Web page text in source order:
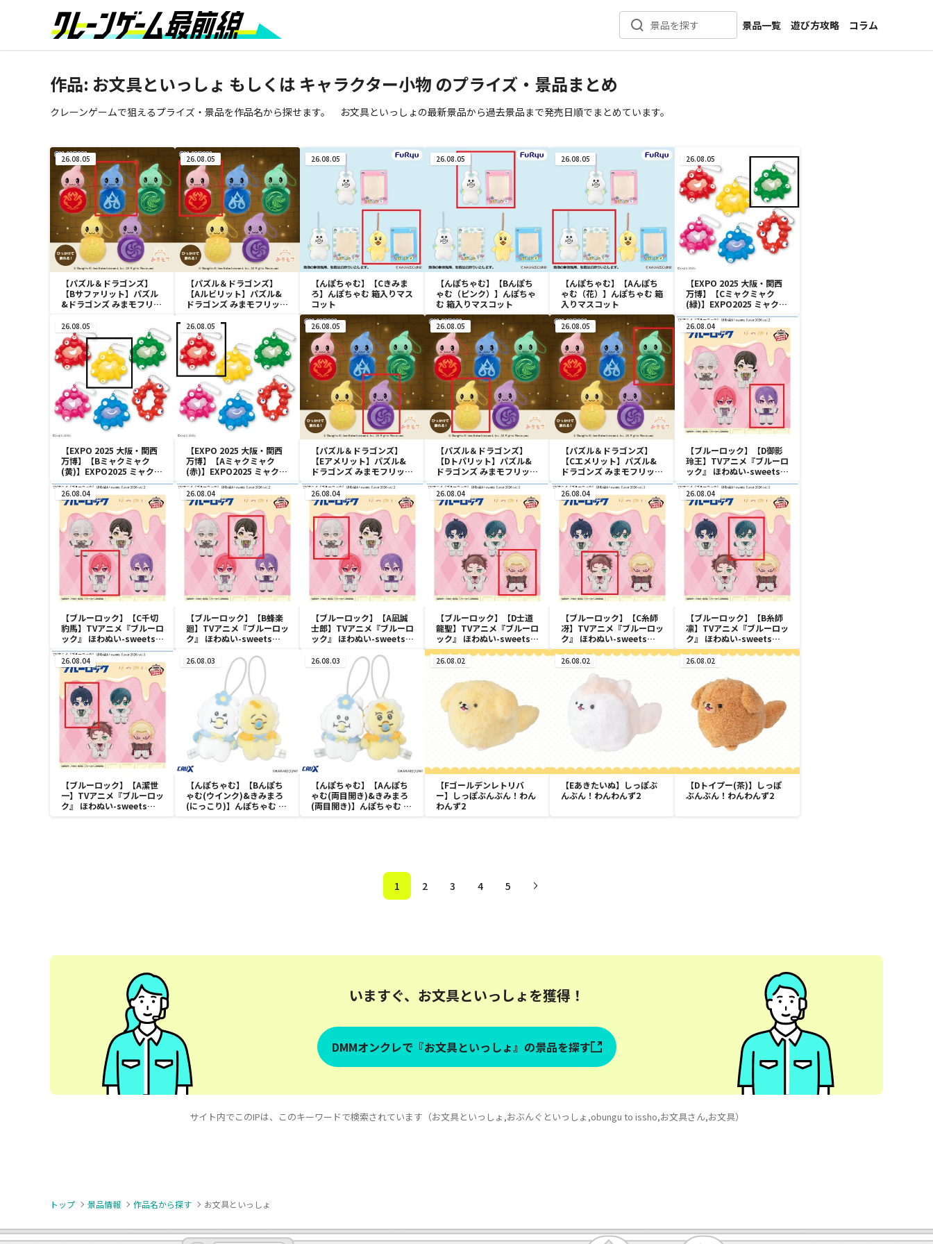
景品を探す
景品一覧
新着景品
遊び方攻略
コラム
インタビュー
作品: お文具といっしょ もしくは キャラクター小物 のプライズ・景品まとめ
クレーンゲームで狙えるプライズ・景品を作品名から探せます。 お文具といっしょの最新景品から過去景品まで発売日順でまとめています。
26.08.05
【パズル＆ドラゴンズ】
【Bサファリット】パズル
&ドラゴンズ みまモフリッ
26.08.05
【パズル＆ドラゴンズ】
【Aルビリット】パズル&
ドラゴンズ みまモフリット
26.08.05
【んぽちゃむ】【Cきみま
ろ】んぽちゃむ 箱入りマス
コット
26.08.05
【んぽちゃむ】【Bんぽち
ゃむ（ピンク）】んぽちゃ
む 箱入りマスコット
26.08.05
【んぽちゃむ】【Aんぽち
ゃむ（花）】んぽちゃむ 箱
入りマスコット
26.08.05
【EXPO 2025 大阪・関西
万博】【Cミャクミャク
(緑)】EXPO2025 ミャクミ
ャク カラフルスクイーズマ
スコット
26.08.05
【EXPO 2025 大阪・関西
万博】【Bミャクミャク
(黄)】EXPO2025 ミャクミ
ャク カラフルスクイーズマ
スコット
26.08.05
【EXPO 2025 大阪・関西
万博】【Aミャクミャク
(赤)】EXPO2025 ミャクミ
ャク カラフルスクイーズマ
スコット
26.08.05
【パズル＆ドラゴンズ】
【Eアメリット】パズル&
ドラゴンズ みまモフリット
マスコット
26.08.05
【パズル＆ドラゴンズ】
【Dトパリット】パズル&
ドラゴンズ みまモフリット
マスコット
26.08.05
【パズル＆ドラゴンズ】
【Cエメリット】パズル&
ドラゴンズ みまモフリット
マスコット
26.08.04
【ブルーロック】【D御影
玲王】TVアニメ『ブルーロ
ック』 ほわぬい-sweets
flavor 2026-vol.2
26.08.04
【ブルーロック】【C千切
豹馬】TVアニメ『ブルーロ
ック』 ほわぬい-sweets
flavor 2026-vol.2
26.08.04
【ブルーロック】【B蜂楽
廻】TVアニメ『ブルーロッ
ク』 ほわぬい-sweets
26.08.04
【ブルーロック】【A凪誠
士郎】TVアニメ『ブルーロ
ック』 ほわぬい-sweets
26.08.04
【ブルーロック】【D士道
龍聖】TVアニメ『ブルーロ
ック』 ほわぬい-sweets
flavor 2026-vol.1
26.08.04
【ブルーロック】【C糸師
冴】TVアニメ『ブルーロッ
ク』 ほわぬい-sweets
flavor 2026-vol.1
26.08.04
【ブルーロック】【B糸師
凛】TVアニメ『ブルーロッ
ク』 ほわぬい-sweets
flavor 2026-vol.1
26.08.04
【ブルーロック】【A潔世
一】TVアニメ『ブルーロッ
ク』 ほわぬい-sweets
26.08.03
【んぽちゃむ】【Bんぽち
ゃむ(ウインク)&きみまろ
(にっこり)】んぽちゃむ に
26.08.03
【んぽちゃむ】【Aんぽち
ゃむ(両目開き)&きみまろ
(両目開き)】んぽちゃむ に
26.08.02
【Fゴールデンレトリバ
ー】しっぽぶんぶん！わん
わんず2
26.08.02
【Eあきたいぬ】しっぽぶ
んぶん！わんわんず2
26.08.02
【Dトイプー(茶)】しっぽ
ぶんぶん！わんわんず2
1 2 3 4 5
いますぐ、お文具といっしょを獲得！
DMMオンクレで『お文具といっしょ』の景品を探す
サイト内でこのIPは、このキーワードで検索されています（お文具といっしょ,おぶんぐといっしょ,obungu to issho,お文具さん,お文具）
トップ 景品情報 作品名から探す お文具といっしょ